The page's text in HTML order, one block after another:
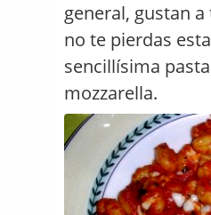
general, gustan
no te pierdas
sencillísima
mozzarella.